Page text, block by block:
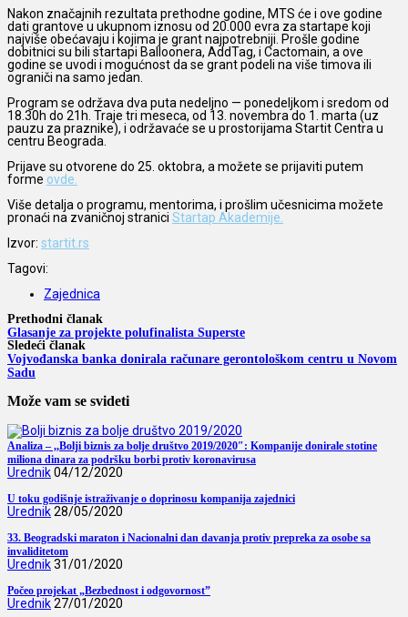
Nakon značajnih rezultata prethodne godine, MTS će i ove godine
dati grantove u ukupnom iznosu od 20.000 evra za startape koji
najviše obećavaju i kojima je grant najpotrebniji. Prošle godine
dobitnici su bili startapi Balloonera, AddTag, i Cactomain, a ove
godine se uvodi i mogućnost da se grant podeli na više timova ili
ograniči na samo jedan.
Program se održava dva puta nedeljno — ponedeljkom i sredom od
18.30h do 21h. Traje tri meseca, od 13. novembra do 1. marta (uz
pauzu za praznike), i održavaće se u prostorijama Startit Centra u
centru Beograda.
Prijave su otvorene do 25. oktobra, a možete se prijaviti putem
forme ovde.
Više detalja o programu, mentorima, i prošlim učesnicima možete
pronaći na zvaničnoj stranici Startap Akademije.
Izvor: startit.rs
Tagovi:
Zajednica
Prethodni članak
Glasanje za projekte polufinalista Superste
Sledeći članak
Vojvođanska banka donirala računare gerontološkom centru u Novom
Sadu
Može vam se svideti
Analiza – ,,Bolji biznis za bolje društvo 2019/2020″: Kompanije donirale stotine
miliona dinara za podršku borbi protiv koronavirusa
Urednik04/12/2020
U toku godišnje istraživanje o doprinosu kompanija zajednici
Urednik28/05/2020
33. Beogradski maraton i Nacionalni dan davanja protiv prepreka za osobe sa
invaliditetom
Urednik31/01/2020
Počeo projekat „Bezbednost i odgovornost”
Urednik27/01/2020